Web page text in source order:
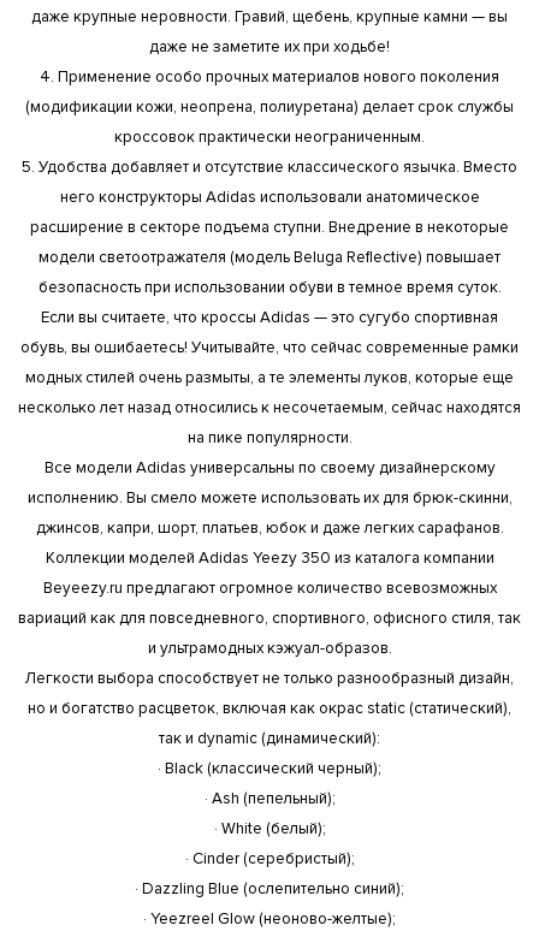
даже крупные неровности. Гравий, щебень, крупные камни — вы
даже не заметите их при ходьбе!
4. Применение особо прочных материалов нового поколения
(модификации кожи, неопрена, полиуретана) делает срок службы
кроссовок практически неограниченным.
5. Удобства добавляет и отсутствие классического язычка. Вместо
него конструкторы Adidas использовали анатомическое
расширение в секторе подъема ступни. Внедрение в некоторые
модели светоотражателя (модель Beluga Reflective) повышает
безопасность при использовании обуви в темное время суток.
Если вы считаете, что кроссы Adidas — это сугубо спортивная
обувь, вы ошибаетесь! Учитывайте, что сейчас современные рамки
модных стилей очень размыты, а те элементы луков, которые еще
несколько лет назад относились к несочетаемым, сейчас находятся
на пике популярности.
Все модели Adidas универсальны по своему дизайнерскому
исполнению. Вы смело можете использовать их для брюк-скинни,
джинсов, капри, шорт, платьев, юбок и даже легких сарафанов.
Коллекции моделей Adidas Yeezy 350 из каталога компании
Beyeezy.ru предлагают огромное количество всевозможных
вариаций как для повседневного, спортивного, офисного стиля, так
и ультрамодных кэжуал-образов.
Легкости выбора способствует не только разнообразный дизайн,
но и богатство расцветок, включая как окрас static (статический),
так и dynamic (динамический):
· Black (классический черный);
· Ash (пепельный);
· White (белый);
· Cinder (серебристый);
· Dazzling Blue (ослепительно синий);
· Yeezreel Glow (неоново-желтые);